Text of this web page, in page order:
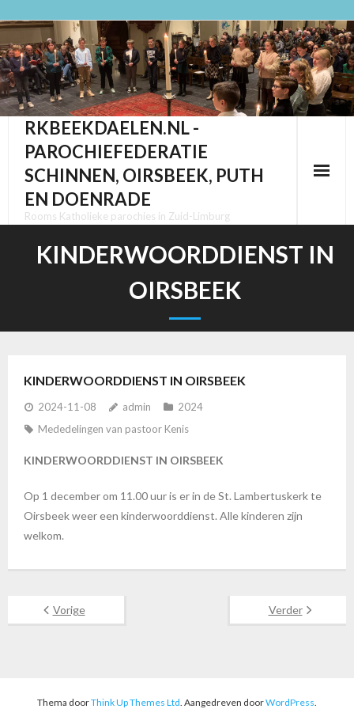
Ga
naar
de
inhoud
RKBEEKDAELEN.NL -
PAROCHIEFEDERATIE
SCHINNEN, OIRSBEEK, PUTH
EN DOENRADE
Rooms Katholieke parochies in Zuid-Limburg
KINDERWOORDDIENST IN
OIRSBEEK
KINDERWOORDDIENST IN OIRSBEEK
2024-11-08 admin
2024
Mededelingen van pastoor Kenis
KINDERWOORDDIENST IN OIRSBEEK
Op 1 december om 11.00 uur is er in de St. Lambertuskerk te
Oirsbeek weer een kinderwoorddienst. Alle kinderen zijn
welkom.
Vorige Verder
Thema doorThink Up Themes Ltd . Aangedreven doorWordPress